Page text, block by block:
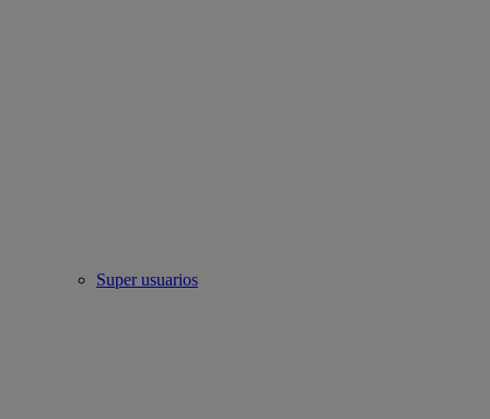
Super usuarios